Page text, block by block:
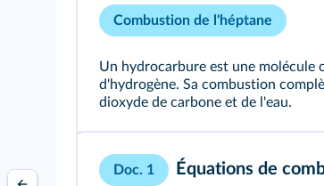
Combustion de l'héptane
Un hydrocarbure est une molécule
d'hydrogène. Sa combustion
dioxyde de carbone et de l'eau.
Doc. 1
Équations de